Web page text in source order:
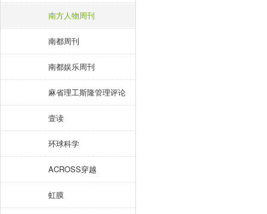
南方人物周刊
南都周刊
南都娱乐周刊
麻省理工斯隆管理评论
壹读
环球科学
ACROSS穿越
虹膜